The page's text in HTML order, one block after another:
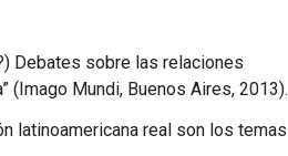
Debates sobre las relaciones
(Imago Mundi, Buenos Aires, 2013).
latinoamericana real son los temas